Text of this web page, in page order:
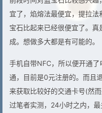
宜了，焰熔法最便宜，提拉
宝石比起来已经很便宜了。
成。想做多大都是有可能的。
手机自带NFC，所以便开通
通，目前是0元注册的。而且
来获取比较好的交通卡号(然
过笔者实测，24小时之内，